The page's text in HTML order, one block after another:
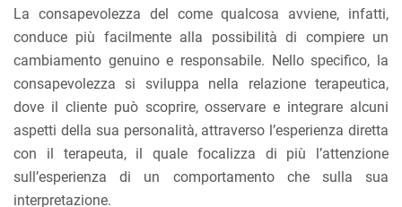
La consapevolezza del come qualcosa avviene, infatti,
conduce più facilmente alla possibilità di compiere un
cambiamento genuino e responsabile. Nello specifico, la
consapevolezza si sviluppa nella relazione terapeutica,
dove il cliente può scoprire, osservare e integrare alcuni
aspetti della sua personalità, attraverso l’esperienza diretta
con il terapeuta, il quale focalizza di più l’attenzione
sull’esperienza di un comportamento che sulla sua
interpretazione.